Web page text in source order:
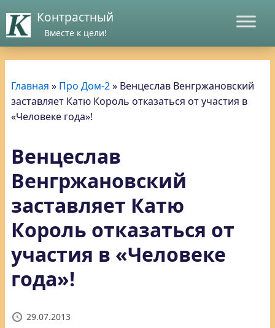
Контрастный
Вместе к цели!
Главная » Про Дом-2» Венцеслав Венгржановский
заставляет Катю Король отказаться от участия в
«Человеке года»!
Венцеслав
Венгржановский
заставляет Катю
Король отказаться от
участия в «Человеке
года»!
29.07.2013